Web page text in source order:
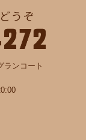
ンコート